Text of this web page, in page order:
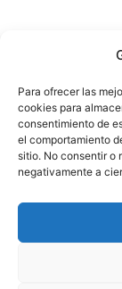
Para ofrecer las
cookies para
consentimiento de
el comportamiento
sitio. No consentir o
negativamente a
©